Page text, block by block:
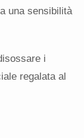
una sensibilità
i
regalata al